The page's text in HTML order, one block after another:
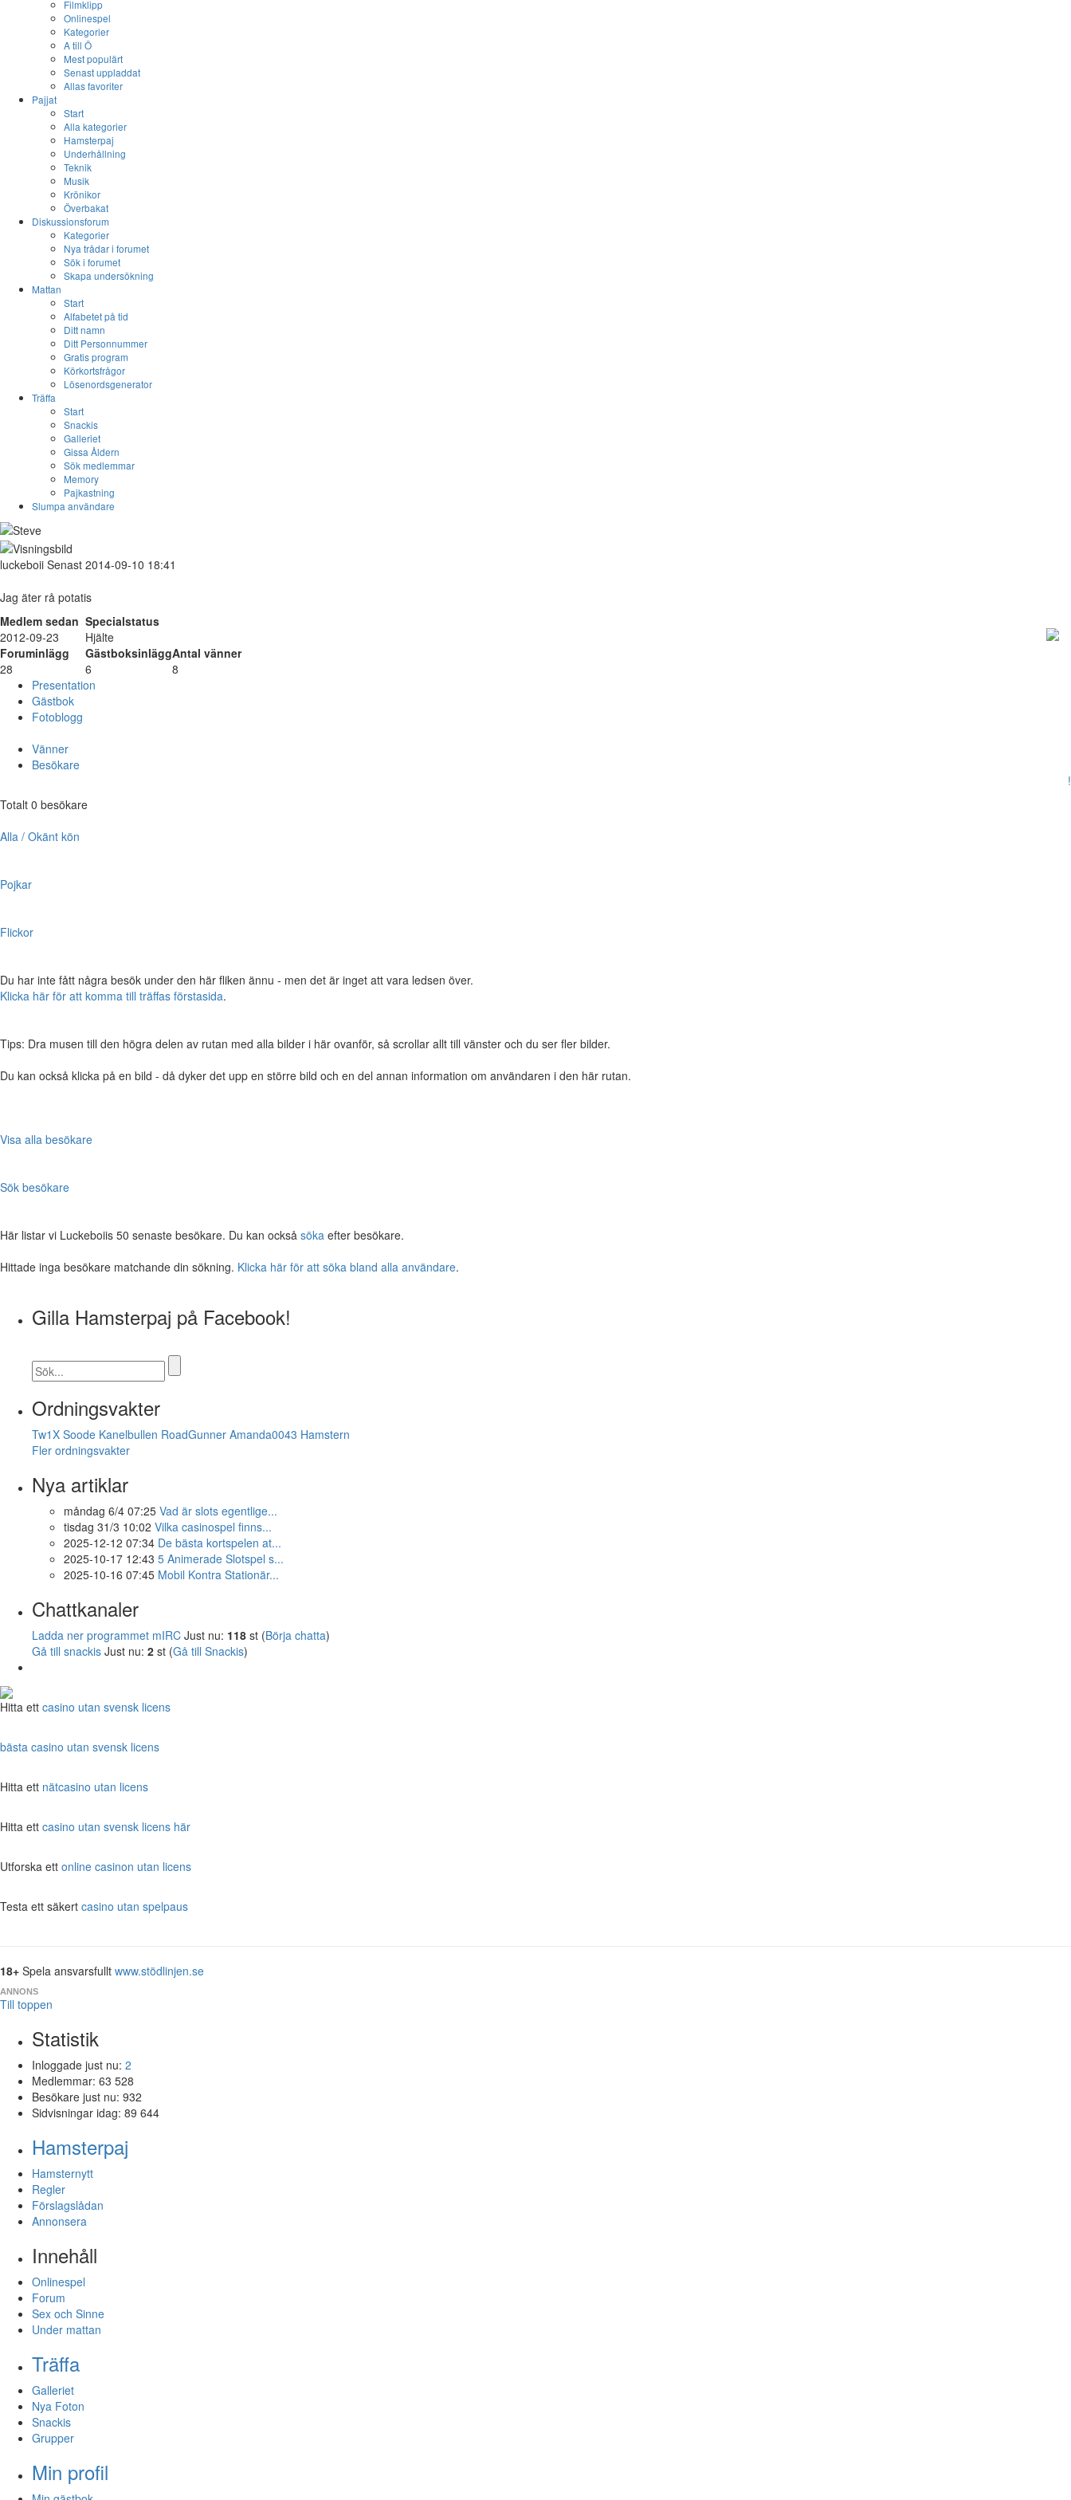
Filmklipp
Onlinespel
Kategorier
A till Ö
Mest populärt
Senast uppladdat
Allas favoriter
Pajjat
Start
Alla kategorier
Hamsterpaj
Underhållning
Teknik
Musik
Krönikor
Överbakat
Diskussionsforum
Kategorier
Nya trådar i forumet
Sök i forumet
Skapa undersökning
Mattan
Start
Alfabetet på tid
Ditt namn
Ditt Personnummer
Gratis program
Körkortsfrågor
Lösenordsgenerator
Träffa
Start
Snackis
Galleriet
Gissa Åldern
Sök medlemmar
Memory
Pajkastning
Slumpa användare
luckeboii Senast 2014-09-10 18:41
Jag äter rå potatis
Medlem sedan Specialstatus
2012-09-23
Hjälte
Foruminlägg
GästboksinläggAntal vänner
28
6
8
Presentation
Gästbok
Fotoblogg
Vänner
Besökare
!
Totalt 0 besökare
Alla / Okänt kön
Pojkar
Flickor
Du har inte fått några besök under den här fliken ännu - men det är inget att vara ledsen över.
Klicka här för att komma till träffas förstasida.
Tips: Dra musen till den högra delen av rutan med alla bilder i här ovanför, så scrollar allt till vänster och du ser fler bilder.
Du kan också klicka på en bild - då dyker det upp en större bild och en del annan information om användaren i den här rutan.
Visa alla besökare
Sök besökare
Här listar vi Luckeboiis 50 senaste besökare. Du kan också söka efter besökare.
Hittade inga besökare matchande din sökning. Klicka här för att söka bland alla användare.
Gilla Hamsterpaj på Facebook!
Ordningsvakter
Tw1X Soode Kanelbullen RoadGunner Amanda0043 Hamstern
Fler ordningsvakter
Nya artiklar
måndag 6/4 07:25 Vad är slots egentlige...
tisdag 31/3 10:02 Vilka casinospel finns...
2025-12-12 07:34 De bästa kortspelen at...
2025-10-17 12:43 5 Animerade Slotspel s...
2025-10-16 07:45 Mobil Kontra Stationär...
Chattkanaler
Ladda ner programmet mIRC Just nu: 118 st (Börja chatta)
Gå till snackis Just nu: 2 st (Gå till Snackis)
Hitta ett casino utan svensk licens
bästa casino utan svensk licens
Hitta ett nätcasino utan licens
Hitta ett casino utan svensk licens här
Utforska ett online casinon utan licens
Testa ett säkert casino utan spelpaus
18+ Spela ansvarsfullt www.stödlinjen.se
ANNONS
Till toppen
Statistik
Inloggade just nu: 2
Medlemmar: 63 528
Besökare just nu: 932
Sidvisningar idag: 89 644
Hamsterpaj
Hamsternytt
Regler
Förslagslådan
Annonsera
Innehåll
Onlinespel
Forum
Sex och Sinne
Under mattan
Träffa
Galleriet
Nya Foton
Snackis
Grupper
Min profil